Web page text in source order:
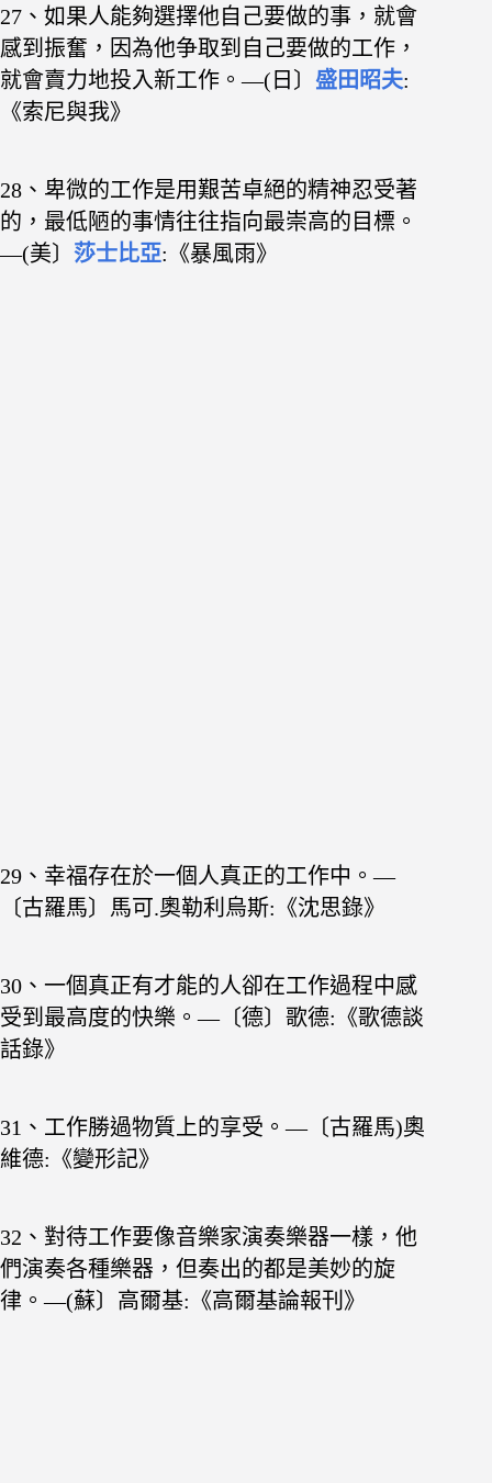
27、如果人能夠選擇他自己要做的事，就會
感到振奮，因為他争取到自己要做的工作，
就會賣力地投入新工作。—(日〕 盛田昭夫:
《索尼與我》
28、卑微的工作是用艱苦卓絕的精神忍受著
的，最低陋的事情往往指向最崇高的目標。
—(美〕 莎士比亞:《暴風雨》
29、幸福存在於一個人真正的工作中。—
〔古羅馬〕馬可.奧勒利烏斯:《沈思錄》
30、一個真正有才能的人卻在工作過程中感
受到最高度的快樂。—〔德〕歌德:《歌德談
話錄》
31、工作勝過物質上的享受。—〔古羅馬)奧
維德:《變形記》
32、對待工作要像音樂家演奏樂器一樣，他
們演奏各種樂器，但奏出的都是美妙的旋
律。—(蘇〕高爾基:《高爾基論報刊》